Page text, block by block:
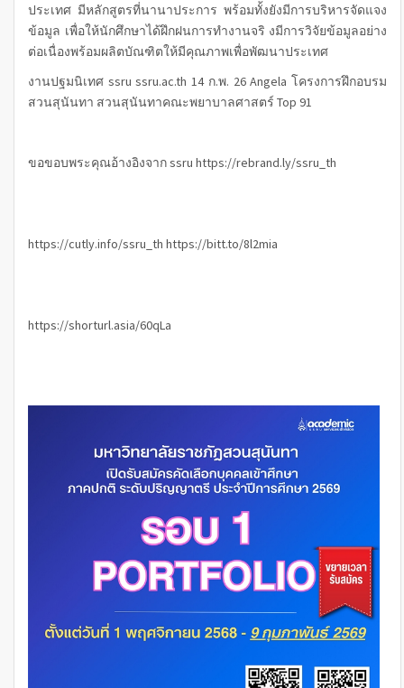
ประเทศ มีหลักสูตรที่นานาประการ พร้อมทั้งยังมีการบริหารจัดแจง
ข้อมูล เพื่อให้นักศึกษาได้ฝึกฝนการทำงานจริ งมีการวิจัยข้อมูลอย่าง
ต่อเนื่องพร้อมผลิตบัณฑิตให้มีคุณภาพเพื่อพัฒนาประเทศ
งานปฐมนิเทศ ssru ssru.ac.th 14 ก.พ. 26 Angela โครงการฝึกอบรม
สวนสุนันทา สวนสุนันทาคณะพยาบาลศาสตร์ Top 91
ขอขอบพระคุณอ้างอิงจากssru https://rebrand.ly/ssru_th
https://cutly.info/ssru_th https://bitt.to/8l2mia
https://shorturl.asia/60qLa